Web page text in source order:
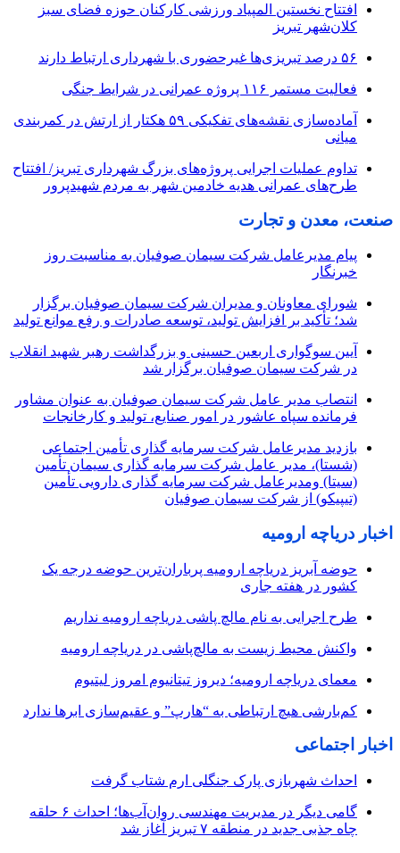
افتتاح نخستین المپیاد ورزشی کارکنان حوزه فضای سبز
کلان‌شهر تبریز
۵۶ درصد تبریزی‌ها غیرحضوری با شهرداری ارتباط دارند
فعالیت مستمر ۱۱۶ پروژه عمرانی در شرایط جنگی
آماده‌سازی نقشه‌های تفکیکی ۵۹ هکتار از ارتش در کمربندی
میانی
تداوم عملیات اجرایی پروژه‌های بزرگ شهرداری تبریز/ افتتاح
طرح‌های عمرانی هدیه خادمین شهر به مردم شهیدپرور
صنعت، معدن و تجارت
پیام مدیرعامل شرکت سیمان صوفیان به مناسبت روز
خبرنگار
شورای معاونان و مدیران شرکت سیمان صوفیان برگزار
شد؛ تأکید بر افزایش تولید، توسعه صادرات و رفع موانع تولید
آیین سوگواری اربعین حسینی و بزرگداشت رهبر شهید انقلاب
در شرکت سیمان صوفیان برگزار شد
انتصاب مدیر عامل شرکت سیمان صوفیان به عنوان مشاور
فرمانده سپاه عاشور در امور صنایع، تولید و کارخانجات
بازدید مدیرعامل شرکت سرمایه گذاری تأمین اجتماعی
(شستا)، مدیر عامل شرکت سرمایه گذاری سیمان تأمین
(سیتا) ومدیرعامل شرکت سرمایه گذاری دارویی تأمین
(تیپیکو) از شرکت سیمان صوفیان
اخبار دریاچه ارومیه
حوضه آبریز دریاچه ارومیه پرباران‌ترین حوضه‌ درجه یک
کشور در هفته جاری
طرح اجرایی به نام مالچ پاشی دریاچه ارومیه نداریم
واکنش محیط زیست به مالچ‌پاشی در دریاچه ارومیه
معمای دریاچه ارومیه؛ دیروز تیتانیوم امروز لیتیوم
کم‌بارشی هیچ ارتباطی به “هارپ” و عقیم‌سازی ابرها ندارد
اخبار اجتماعی
احداث شهربازی پارک جنگلی ارم شتاب گرفت
گامی دیگر در مدیریت مهندسی روان‌آب‌ها؛ احداث ۶ حلقه
چاه جذبی جدید در منطقه ۷ تبریز آغاز شد